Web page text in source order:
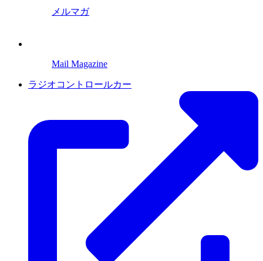
メルマガ
Mail Magazine
ラジオコントロールカー